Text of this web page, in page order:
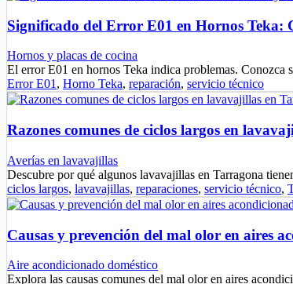
Significado del Error E01 en Hornos Teka:
Hornos y placas de cocina
El error E01 en hornos Teka indica problemas. Conozca
Error E01 , Horno Teka, reparación, servicio técnico
Razones comunes de ciclos largos en
Averías en lavavajillas
Descubre por qué algunos lavavajillas en Tarragona
ciclos largos, lavavajillas, reparaciones, servicio técnico,
Causas y prevención del mal olor en aires
Aire acondicionado doméstico
Explora las causas comunes del mal olor en aires